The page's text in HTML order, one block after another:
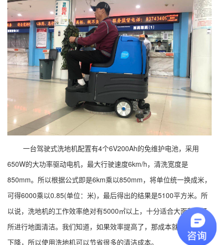
一台驾驶式洗地机配置有4个6V200Ah的免维护电池，采用
650W的大功率驱动电机，最大行驶速度6km/h，清洗宽度是
850mm。所以根据公式即是6km乘以850mm，将单位统一换成米，
可得6000乘以0.85(单位：米)，最后得出的结果是5100平方米。所
以说，洗地机的工作效率绝对有5000㎡以上，十分适合大面积的场
所进行地面清洁。我们知道，如果效率提高了，那成本就会相应地
下降，所以使用洗地机可以节省很多的清洁成本。